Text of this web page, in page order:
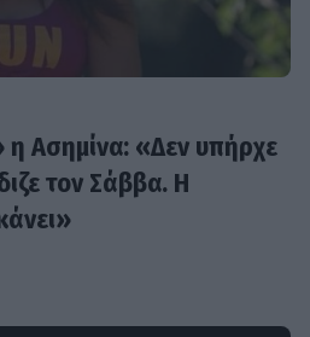
Ασημίνα: «Δεν υπήρχε
τον Σάββα. Η